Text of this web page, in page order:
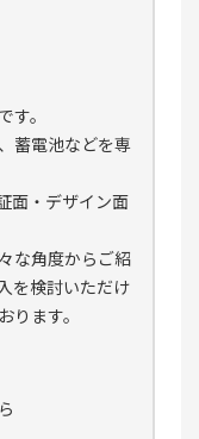
。
蓄電池などを専
面・デザイン面
な角度からご紹
を検討いただけ
ます。